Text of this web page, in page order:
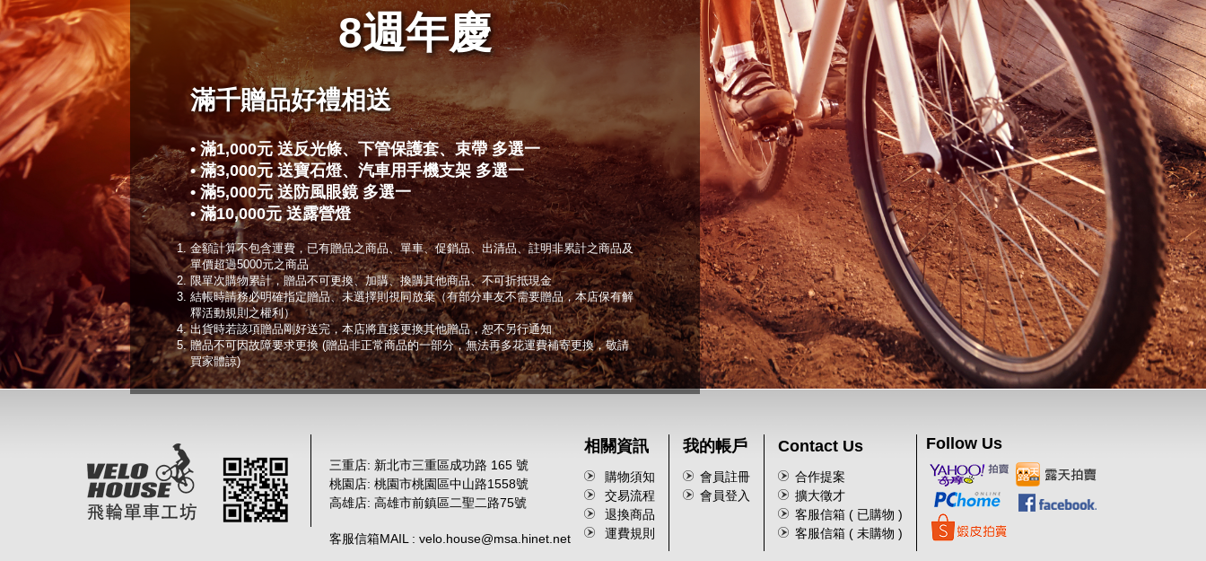
8週年慶
滿千贈品好禮相送
• 滿1,000元 送反光條、下管保護套、束帶 多選一
• 滿3,000元 送寶石燈、汽車用手機支架 多選一
• 滿5,000元 送防風眼鏡 多選一
• 滿10,000元 送露營燈
金額計算不包含運費，已有贈品之商品、單車、促銷品、出清品、註明非累計之商品及
單價超過5000元之商品
限單次購物累計，贈品不可更換、加購、換購其他商品、不可折抵現金
結帳時請務必明確指定贈品、未選擇則視同放棄（有部分車友不需要贈品，本店保有解
釋活動規則之權利）
出貨時若該項贈品剛好送完，本店將直接更換其他贈品，恕不另行通知
贈品不可因故障要求更換 (贈品非正常商品的一部分，無法再多花運費補寄更換，敬請
買家體諒)
三重店: 新北市三重區成功路 165 號
桃園店: 桃園市桃園區中山路1558號
高雄店: 高雄市前鎮區二聖二路75號
客服信箱MAIL : velo.house@msa.hinet.net
相關資訊
購物須知
交易流程
退換商品
運費規則
我的帳戶
會員註冊
會員登入
Contact Us
合作提案
擴大徵才
客服信箱 ( 已購物 )
客服信箱 ( 未購物 )
Follow Us